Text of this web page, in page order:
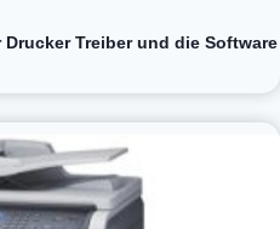
Treiber und die Software